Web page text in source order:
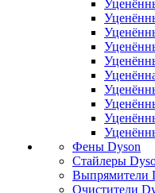
Фены Dyson
Стайлеры
Выпрямители
Очистители